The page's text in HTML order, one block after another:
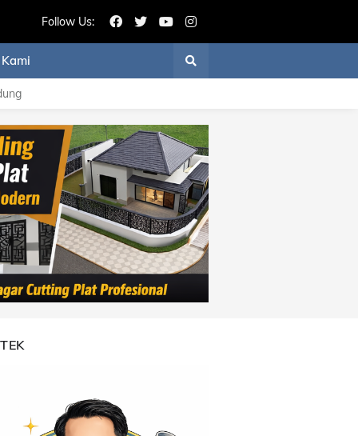
Follow Us: